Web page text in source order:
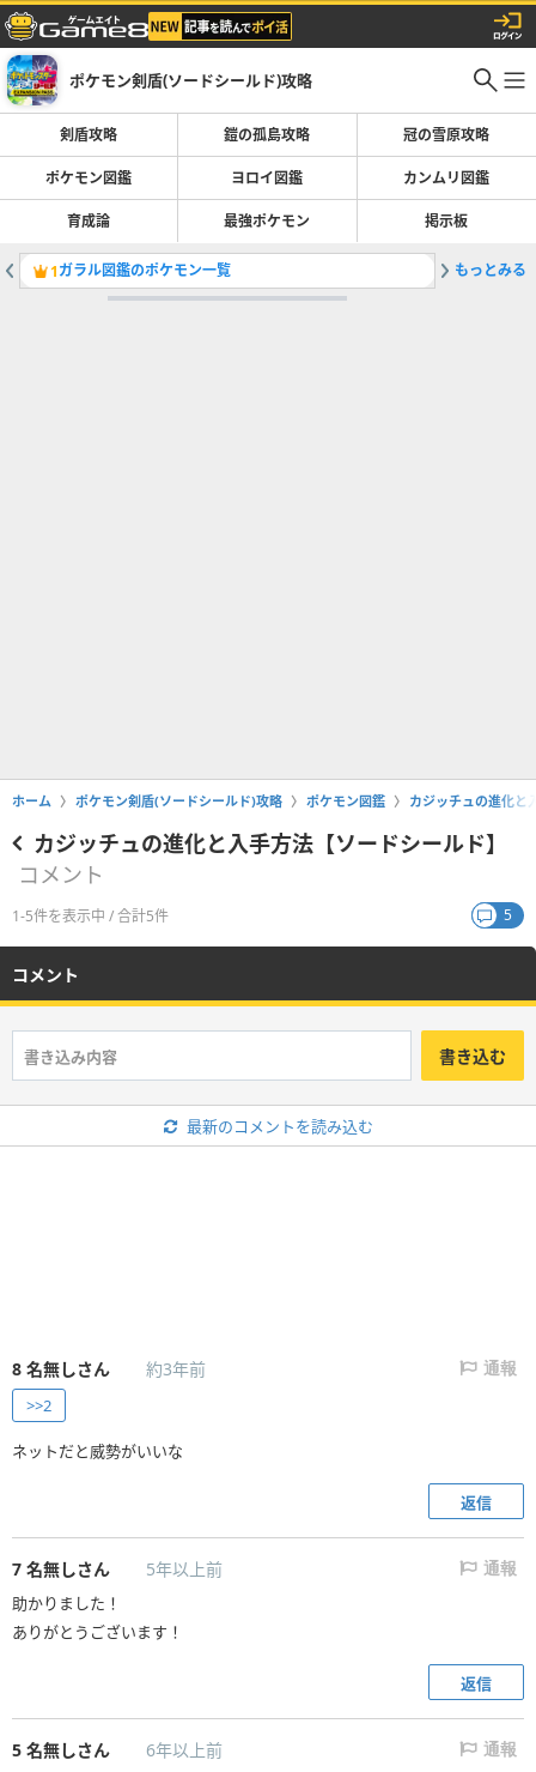
ポケモン剣盾(ソードシールド)攻略
剣盾攻略 鎧の孤島攻略 冠の雪原攻略
ポケモン図鑑 ヨロイ図鑑 カンムリ図鑑
育成論 最強ポケモン 掲示板
1ガラル図鑑のポケモン一覧 2ジムリ
もっとみる
ホーム ポケモン剣盾(ソードシールド)攻略 ポケモン図鑑 カジッチュの進化と
カジッチュの進化と入手方法【ソードシールド】
コメント
1-5件を表示中 / 合計5件 5
コメント
書き込む
最新のコメントを読み込む
8 名無しさん 約3年前 通報
>>2
ネットだと威勢がいいな
返信
7 名無しさん 5年以上前 通報
助かりました！
ありがとうございます！
返信
5 名無しさん 6年以上前 通報